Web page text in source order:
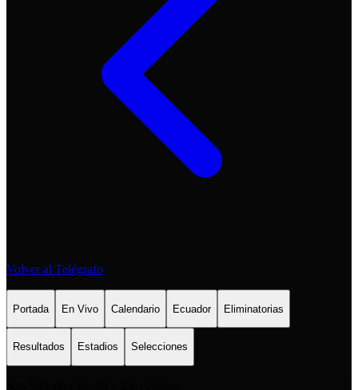
Volver al Telégrafo
Portada En Vivo Calendario Ecuador Eliminatorias
Resultados Estadios Selecciones